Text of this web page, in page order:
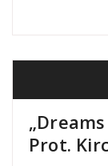
Prot.